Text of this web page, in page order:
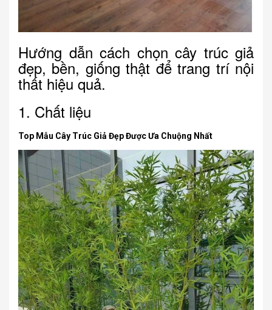
Hướng dẫn cách chọn cây trúc giả
đẹp, bền, giống thật để trang trí nội
thất hiệu quả.
1. Chất liệu
Top Mẫu Cây Trúc Giả Đẹp Được Ưa Chuộng Nhất